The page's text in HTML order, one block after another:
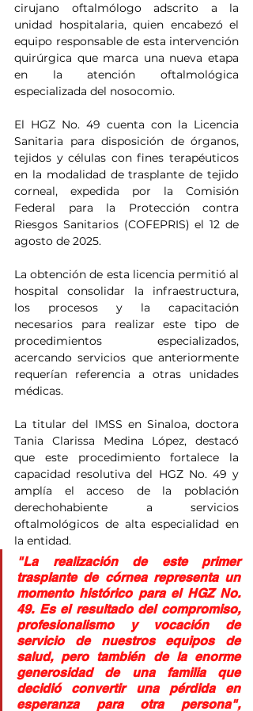
cirujano oftalmólogo adscrito a la
unidad hospitalaria, quien encabezó el
equipo responsable de esta intervención
quirúrgica que marca una nueva etapa
en la atención oftalmológica
especializada del nosocomio.
El HGZ No. 49 cuenta con la Licencia
Sanitaria para disposición de órganos,
tejidos y células con fines terapéuticos
en la modalidad de trasplante de tejido
corneal, expedida por la Comisión
Federal para la Protección contra
Riesgos Sanitarios (COFEPRIS) el 12 de
agosto de 2025.
La obtención de esta licencia permitió al
hospital consolidar la infraestructura,
los procesos y la capacitación
necesarios para realizar este tipo de
procedimientos especializados,
acercando servicios que anteriormente
requerían referencia a otras unidades
médicas.
La titular del IMSS en Sinaloa, doctora
Tania Clarissa Medina López, destacó
que este procedimiento fortalece la
capacidad resolutiva del HGZ No. 49 y
amplía el acceso de la población
derechohabiente a servicios
oftalmológicos de alta especialidad en
la entidad.
"La realización de este primer
trasplante de córnea representa un
momento histórico para el HGZ No.
49. Es el resultado del compromiso,
profesionalismo y vocación de
servicio de nuestros equipos de
salud, pero también de la enorme
generosidad de una familia que
decidió convertir una pérdida en
esperanza para otra persona",